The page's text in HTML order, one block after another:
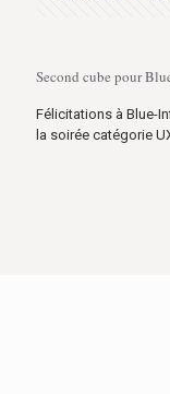
Second cube pour
Félicitations à Blue-
la soirée catégorie